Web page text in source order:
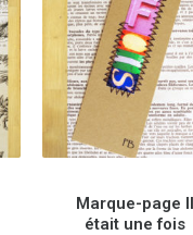
Marque-page Il
était une fois